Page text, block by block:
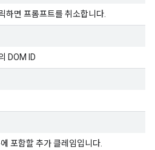
하면 프롬프트를 취소합니다.
DOM ID
포함할 추가 클레임입니다.